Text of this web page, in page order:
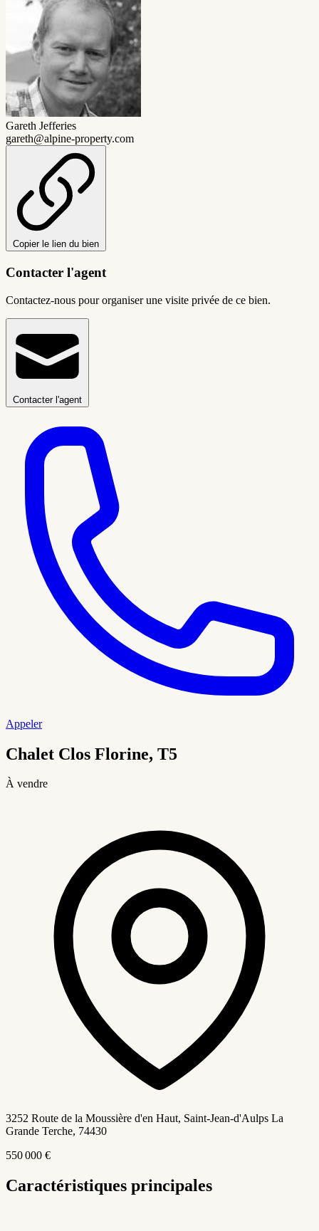
Gareth Jefferies
gareth@alpine-property.com
Copier le lien du bien
Contacter l'agent
Contactez-nous pour organiser une visite privée de ce bien.
Contacter l'agent
Appeler
Chalet Clos Florine, T5
À vendre
3252 Route de la Moussière d'en Haut, Saint-Jean-d'Aulps La
Grande Terche, 74430
550 000 €
Caractéristiques principales